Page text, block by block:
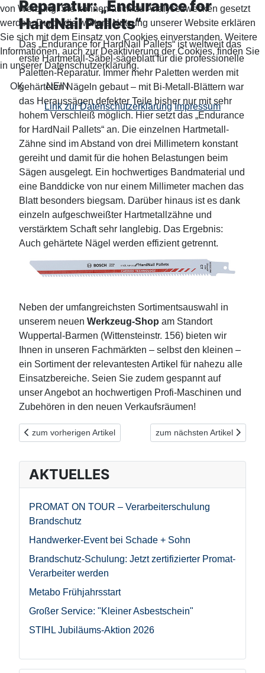
Reparatur: „Endurance for
HardNail Pallets“
Das „Endurance for HardNail Pallets“ ist weltweit das
erste Hartmetall-Säbel-sägeblatt für die professionelle
Paletten-Reparatur. Immer mehr Paletten werden mit
gehärteten Nägeln gebaut – mit Bi-Metall-Blättern war
das Heraussägen defekter Teile bisher nur mit sehr
hohem Verschleiß möglich. Hier setzt das „Endurance
for HardNail Pallets“ an. Die einzelnen Hartmetall-
Zähne sind im Abstand von drei Millimetern konstant
gereiht und damit für die hohen Belastungen beim
Sägen ausgelegt. Ein hochwertiges Bandmaterial und
eine Banddicke von nur einem Millimeter machen das
Blatt besonders biegsam. Darüber hinaus ist es dank
einzeln aufgeschweißter Hartmetallzähne und
verstärktem Schaft sehr langlebig. Das Ergebnis:
Auch gehärtete Nägel werden effizient getrennt.
Neben der umfangreichsten Sortimentsauswahl in
unserem neuen Werkzeug-Shop am Standort
Wuppertal-Barmen (Wittensteinstr. 156) bieten wir
Ihnen in unseren Fachmärkten – selbst den kleinen –
ein Sortiment der relevantesten Artikel für nahezu alle
Einsatzbereiche. Seien Sie zudem gespannt auf
unser Angebot an hochwertigen Profi-Maschinen und
Zubehören in den neuen Verkaufsräumen!
Vorheriger Beitrag: Erleben Sie BOSCH an allen Standorten:
zum vorherigen Artikel Nächster Beitrag:
zum nächsten Artikel
AKTUELLES
PROMAT ON TOUR – Verarbeiterschulung
Brandschutz
Handwerker-Event bei Schade + Sohn
Brandschutz-Schulung: Jetzt zertifizierter Promat-
Verarbeiter werden
Metabo Frühjahrsstart
Großer Service: "Kleiner Asbestschein"
STIHL Jubiläums-Aktion 2026
von Werbung. Sie können auch zu Analysezwecken gesetzt
werden. Durch die weitere Nutzung unserer Website erklären
Sie sich mit dem Einsatz von Cookies einverstanden. Weitere
Informationen, auch zur Deaktivierung der Cookies, finden Sie
in unserer Datenschutzerklärung.
OK NEIN
Link zur Datenschutzerklärung Impressum